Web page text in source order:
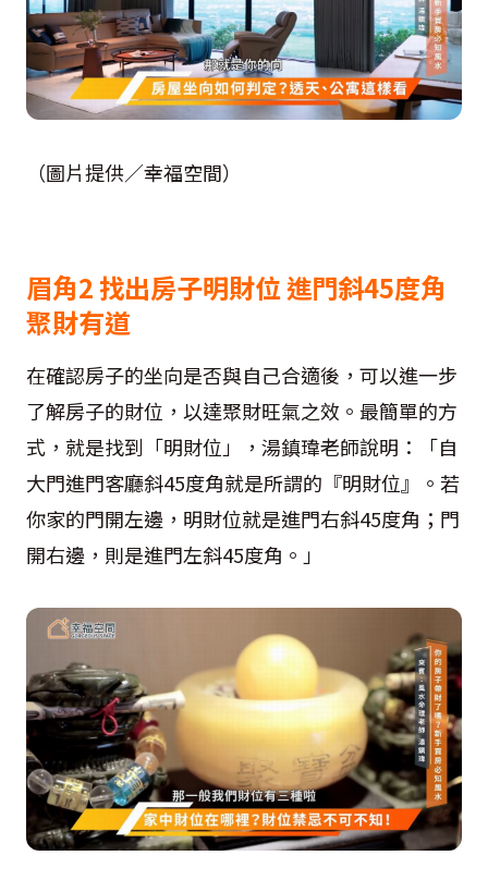
（圖片提供／幸福空間）
眉角2 找出房子明財位 進門斜45度角
聚財有道
在確認房子的坐向是否與自己合適後，可以進一步
了解房子的財位，以達聚財旺氣之效。最簡單的方
式，就是找到「明財位」，湯鎮瑋老師說明：「自
大門進門客廳斜45度角就是所謂的『明財位』。若
你家的門開左邊，明財位就是進門右斜45度角；門
開右邊，則是進門左斜45度角。」